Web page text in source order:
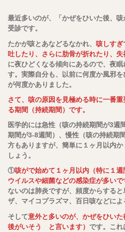
最近多いのが、「かぜをひいた後、
受診です。
たかが咳とあなどるなかれ、
咳しす
吐したり、さらに肋骨が折れたり、失
に夜ひどくなる傾向にあるので、夜
す。実際自分も、以前に何度か風邪
が何度かありました。
さて、咳の原因を見極める時に一番
る期間（持続期間）です。
医学的には急性（咳の持続期間が3週
期間が3-8週間）、慢性（咳の持続期
方もありますが、簡単に１ヶ月以内
しょう。
①咳がで始めて１ヶ月以内（特に１週
ウイルスや細菌などの感染症が多いで
ないのは肺炎ですが、頻度からする
ザ、マイコプラズマ、百日咳などによ
そして意外と多いのが、かぜをひい
後がいそう と言います） です。これ